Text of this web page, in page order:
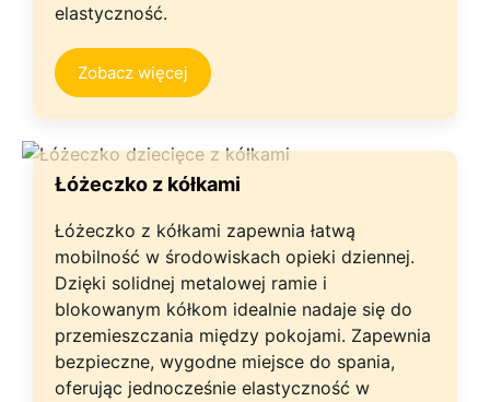
elastyczność.
Zobacz więcej
Łóżeczko z kółkami
Łóżeczko z kółkami zapewnia łatwą
mobilność w środowiskach opieki dziennej.
Dzięki solidnej metalowej ramie i
blokowanym kółkom idealnie nadaje się do
przemieszczania między pokojami. Zapewnia
bezpieczne, wygodne miejsce do spania,
oferując jednocześnie elastyczność w